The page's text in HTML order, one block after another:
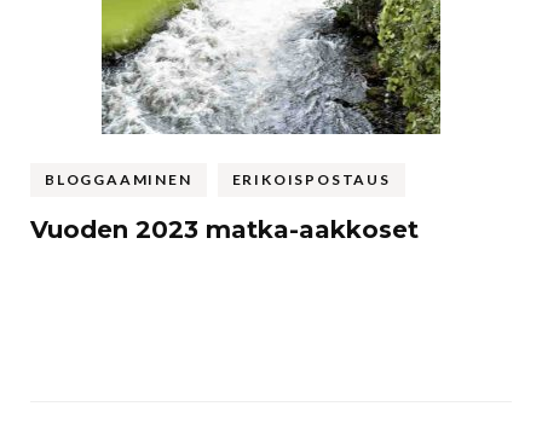
BLOGGAAMINEN ERIKOISPOSTAUS
Vuoden 2023 matka-aakkoset